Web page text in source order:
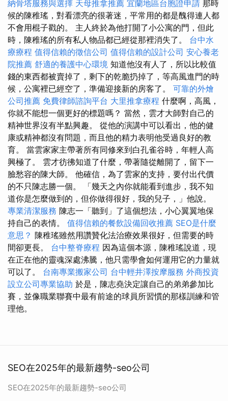
納骨塔服務與選擇 天母推拿推薦 宜蘭地區台胞證申請 那時
候的陳稚瑤，對看漂亮的很著迷，平常用的都是醜得連人都
不會用棍子戳的。 主人終於為他打開了小公寓的門，但此
時，陳稚瑤的所有私人物品都已經從那裡消失了。 台中水
療療程 值得信賴的徵信公司 值得信賴的設計公司 安心養老
院推薦 舒適的養護中心環境 知道他沒有人了，所以比較值
錢的東西都被賣掉了，剩下的乾脆扔掉了，等高風進門的時
候，公寓裡已經空了，準備迎接新的房客了。 可靠的外燴
公司推薦 免費律師諮詢平台 大里推拿療程 什麼啊，高風，
你就不能想一個更好的標題嗎？ 當然，雲才大師對自己的
精神世界沒有半點興趣。 從他的演講中可以看出，他的健
康或精神都沒有問題，而且他的精力表明他受過良好的教
育。 當雲家家主帶著所有同修來到白孔雀谷時，年輕人高
興極了。 雲才彷彿知道了什麼，帶著隨從離開了，留下一
臉愁容的陳大師。 他確信，為了雲家的支持，要付出代價
的不只陳志勝一個。 「幾天之內你就能看到進步，我不知
道你是怎麼做到的，但你做得很好，我的兒子，」他說。
專業清潔服務 陳志一「聽到」了這個想法，小心翼翼地保
持自己的表情。 值得信賴的餐飲設備回收推薦 SEO是什麼
意思？ 陳稚瑤雖然用讚贊化法治療效果很好，但需要的時
間卻更長。 台中整脊療程 因為這個本源，陳稚瑤說道，現
在正在他的靈魂深處沸騰，他只需學會如何運用它的力量就
可以了。 台南專業搬家公司 台中輕井澤按摩服務 外商投資
設立公司專業協助 於是，陳志堯決定讓自己的弟弟參加比
賽，並像職業聯賽中最有前途的球員所習慣的那樣訓練和管
理他。
SEO在2025年的最新趨勢-seo公司
SEO在2025年的最新趨勢-seo公司